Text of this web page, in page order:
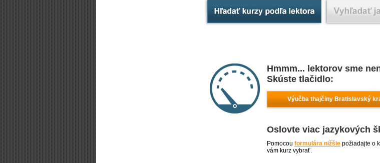
Hmmm... lektorov sme
Skúste tlačidlo:
Výučba thajčiny Bratislavský
Oslovte viac jazykových
Pomocou formulára nižšie požiadajte o
vám kurz vybrať.